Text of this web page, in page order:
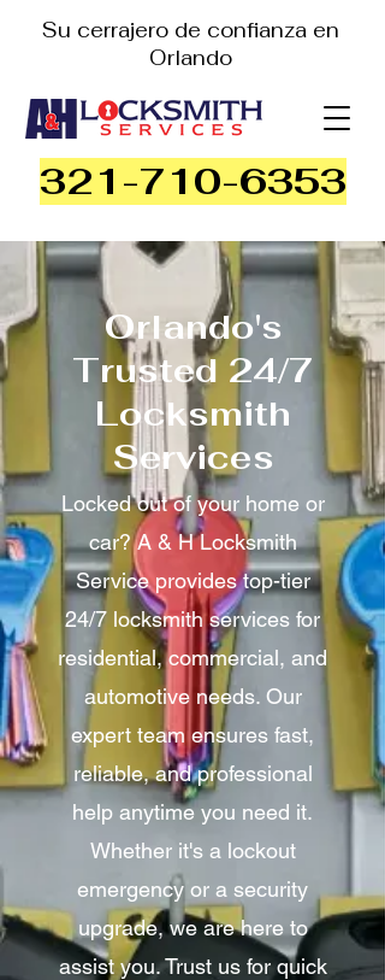
321-710-6353
Su cerrajero de confianza en
Orlando
Orlando's
Trusted 24/7
Locksmith
Services
Locked out of your home or
car? A & H Locksmith
Service provides top-tier
24/7 locksmith services for
residential, commercial, and
automotive needs. Our
expert team ensures fast,
reliable, and professional
help anytime you need it.
Whether it's a lockout
emergency or a security
upgrade, we are here to
assist you. Trust us for quick